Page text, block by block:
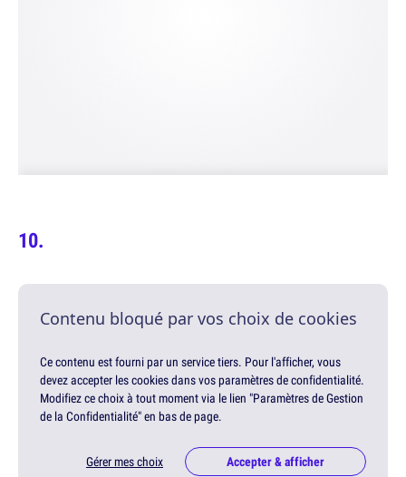
Contenu bloqué par vos choix de cookies
Ce contenu est fourni par un service tiers. Pour l'afficher, vous
devez accepter les cookies dans vos paramètres de confidentialité.
Modifiez ce choix à tout moment via le lien "Paramètres de Gestion
de la Confidentialité" en bas de page.
Gérer mes choix Accepter & afficher